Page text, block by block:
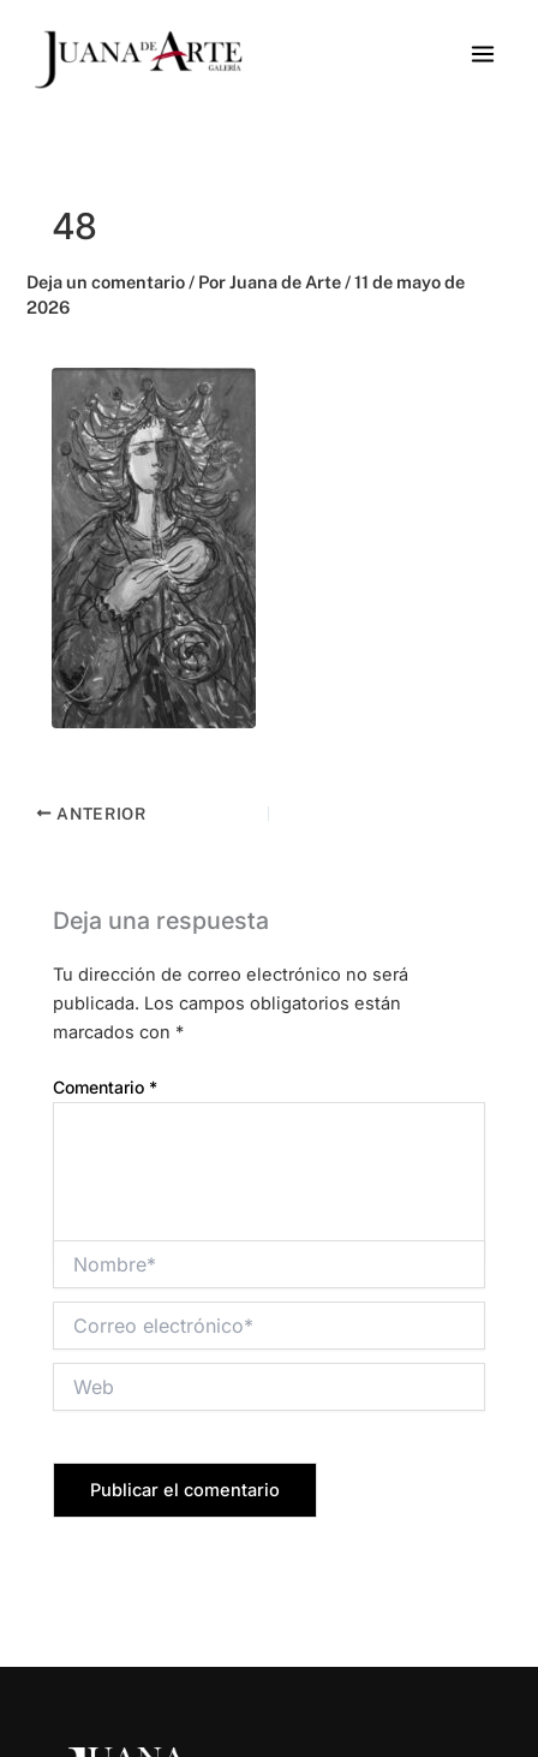
48
Deja un comentario / PorJuana de Arte/11 de mayo de
2026
ANTERIOR
Deja una respuesta
Tu dirección de correo electrónico no será
publicada. Los campos obligatorios están
marcados con *
Comentario *
electrónico*